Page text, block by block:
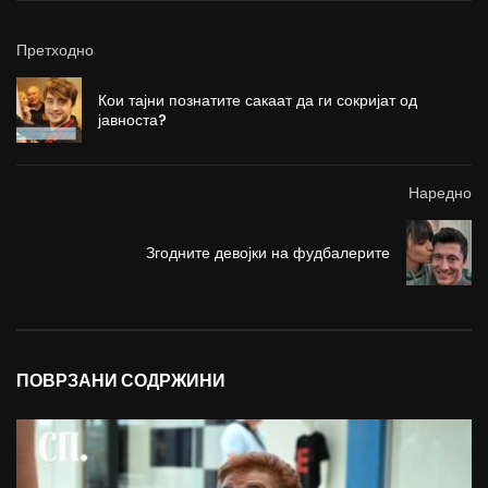
Претходно
Кои тајни познатите сакаат да ги сокријат од
јавноста?
Наредно
Згодните девојки на фудбалерите
ПОВРЗАНИ СОДРЖИНИ